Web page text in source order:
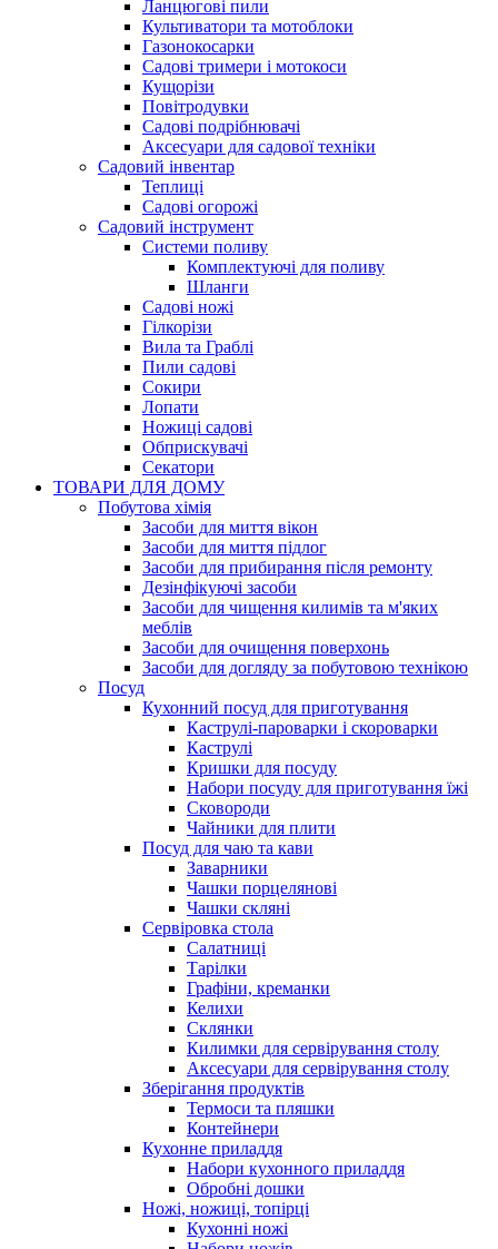
Ланцюгові пили
Культиватори та мотоблоки
Газонокосарки
Садові тримери і мотокоси
Кущорізи
Повітродувки
Садові подрібнювачі
Аксесуари для садової техніки
Садовий інвентар
Теплиці
Садові огорожі
Садовий інструмент
Системи поливу
Комплектуючі для поливу
Шланги
Садові ножі
Гілкорізи
Вила та Граблі
Пили садові
Сокири
Лопати
Ножиці садові
Обприскувачі
Секатори
ТОВАРИ ДЛЯ ДОМУ
Побутова хімія
Засоби для миття вікон
Засоби для миття підлог
Засоби для прибирання після ремонту
Дезінфікуючі засоби
Засоби для чищення килимів та м'яких
меблів
Засоби для очищення поверхонь
Засоби для догляду за побутовою технікою
Посуд
Кухонний посуд для приготування
Каструлі-пароварки і скороварки
Каструлі
Кришки для посуду
Набори посуду для приготування їжі
Сковороди
Чайники для плити
Посуд для чаю та кави
Заварники
Чашки порцелянові
Чашки скляні
Сервіровка стола
Салатниці
Тарілки
Графіни, креманки
Келихи
Склянки
Килимки для сервірування столу
Аксесуари для сервірування столу
Зберігання продуктів
Термоси та пляшки
Контейнери
Кухонне приладдя
Набори кухонного приладдя
Обробні дошки
Ножі, ножиці, топірці
Кухонні ножі